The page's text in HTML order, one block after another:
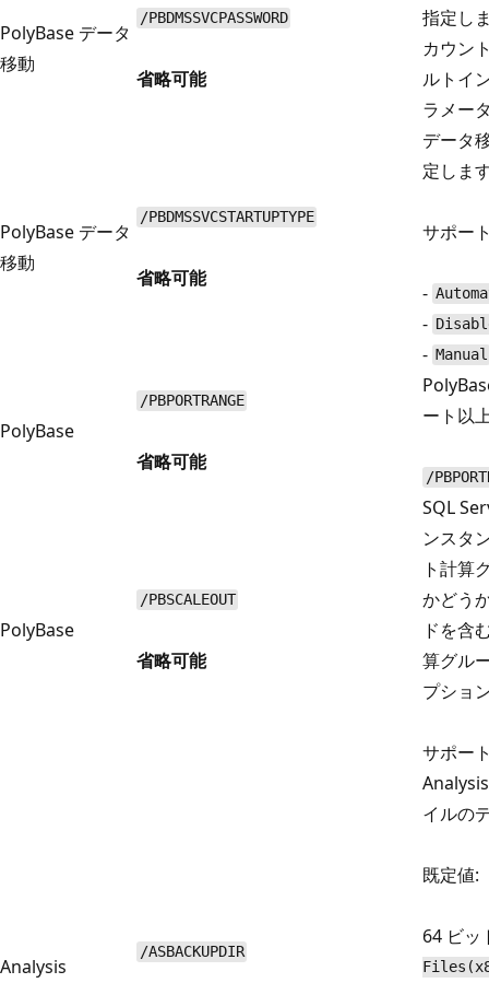
PolyBase データ
移動
/PBDMSSVCPASSWORD
省略可能
指定し
カウン
ルトイ
ラメー
PolyBase データ
移動
/PBDMSSVCSTARTUPTYPE
省略可能
データ
定しま
サポー
-
-
- Manual
PolyBase
/PBPORTRANGE
省略可能
ート以
/
PolyBase
/PBSCALEOUT
省略可能
SQL
ンスタ
ト計算
かどう
ドを含
算グル
プショ
サポー
Analysis
/ASBACKUPDIR
イルの
既定値:
64 ビッ